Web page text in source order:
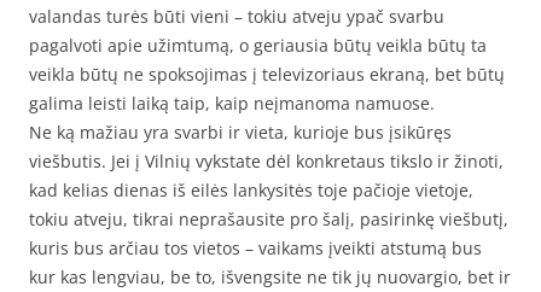
valandas turės būti vieni – tokiu atveju ypač svarbu
pagalvoti apie užimtumą, o geriausia būtų veikla būtų ta
veikla būtų ne spoksojimas į televizoriaus ekraną, bet būtų
galima leisti laiką taip, kaip neįmanoma namuose.
Ne ką mažiau yra svarbi ir vieta, kurioje bus įsikūręs
viešbutis. Jei į Vilnių vykstate dėl konkretaus tikslo ir žinoti,
kad kelias dienas iš eilės lankysitės toje pačioje vietoje,
tokiu atveju, tikrai neprašausite pro šalį, pasirinkę viešbutį,
kuris bus arčiau tos vietos – vaikams įveikti atstumą bus
kur kas lengviau, be to, išvengsite ne tik jų nuovargio, bet ir